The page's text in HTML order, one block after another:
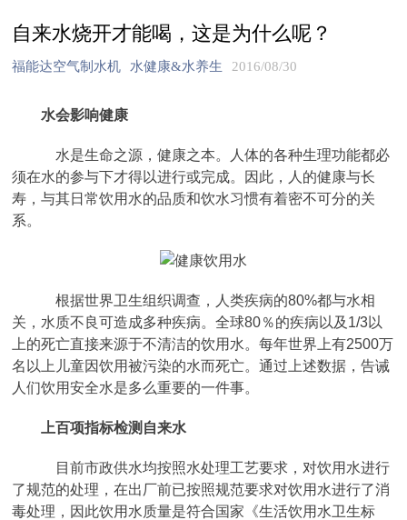
自来水烧开才能喝，这是为什么呢？
福能达空气制水机 水健康&水养生 2016/08/30
水会影响健康
水是生命之源，健康之本。人体的各种生理功能都必
须在水的参与下才得以进行或完成。因此，人的健康与长
寿，与其日常饮用水的品质和饮水习惯有着密不可分的关
系。
根据世界卫生组织调查，人类疾病的80%都与水相
关，水质不良可造成多种疾病。全球80％的疾病以及1/3以
上的死亡直接来源于不清洁的饮用水。每年世界上有2500万
名以上儿童因饮用被污染的水而死亡。通过上述数据，告诫
人们饮用安全水是多么重要的一件事。
上百项指标检测自来水
目前市政供水均按照水处理工艺要求，对饮用水进行
了规范的处理，在出厂前已按照规范要求对饮用水进行了消
毒处理，因此饮用水质量是符合国家《生活饮用水卫生标